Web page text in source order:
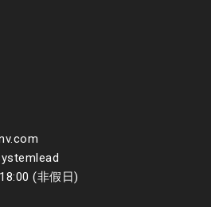
(非假日)